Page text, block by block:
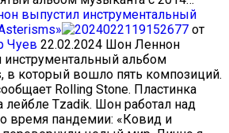
выпустил инструментальный
от
Чуев 22.02.2024 Шон Леннон
инструментальный альбом
в который вошло пять композиций.
Rolling Stone. Пластинка
Tzadik. Шон работал над
время пандемии: «Ковид и